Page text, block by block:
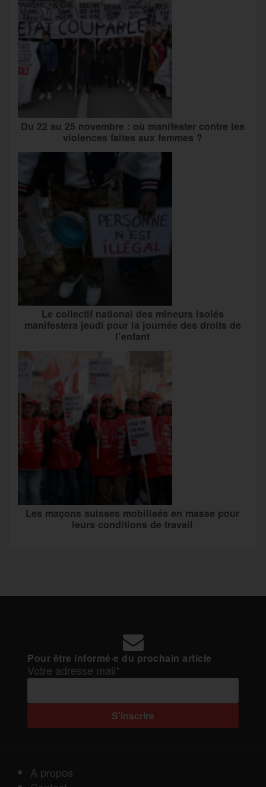
Du 22 au 25 novembre : où manifester contre les
violences faites aux femmes ?
Le collectif national des mineurs isolés
manifestera jeudi pour la journée des droits de
l’enfant
Les maçons suisses mobilisés en masse pour
leurs conditions de travail
Pour être informé·e du prochain article
Votre adresse mail*
A propos